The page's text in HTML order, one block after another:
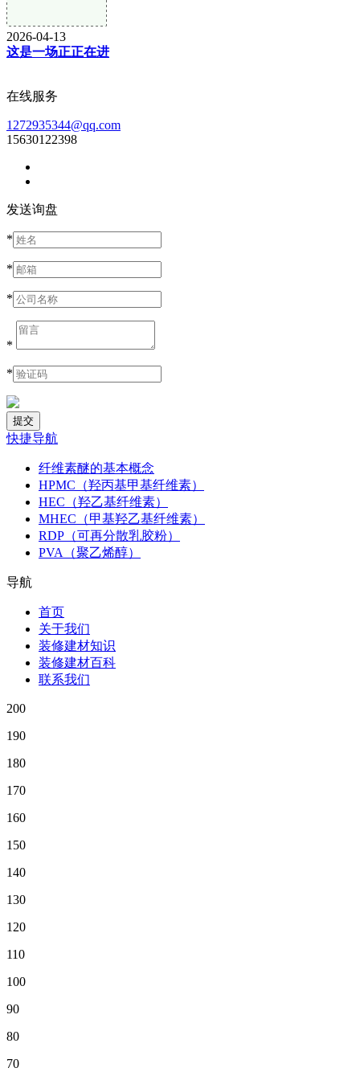
2026-04-13
这是一场正正在进
在线服务
1272935344@qq.com
15630122398
发送询盘
*
*
*
*
*
快捷导航
纤维素醚的基本概念
HPMC（羟丙基甲基纤维素）
HEC（羟乙基纤维素）
MHEC（甲基羟乙基纤维素）
RDP（可再分散乳胶粉）
PVA（聚乙烯醇）
导航
首页
关于我们
装修建材知识
装修建材百科
联系我们
200
190
180
170
160
150
140
130
120
110
100
90
80
70